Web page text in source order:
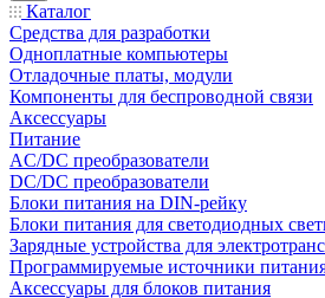
Каталог
Средства для разработки
Одноплатные компьютеры
Отладочные платы, модули
Компоненты для беспроводной связи
Аксессуары
Питание
AC/DC преобразователи
DC/DC преобразователи
Блоки питания на DIN-рейку
Блоки питания для светодиодных
Зарядные устройства для
Программируемые источники
Аксессуары для блоков питания